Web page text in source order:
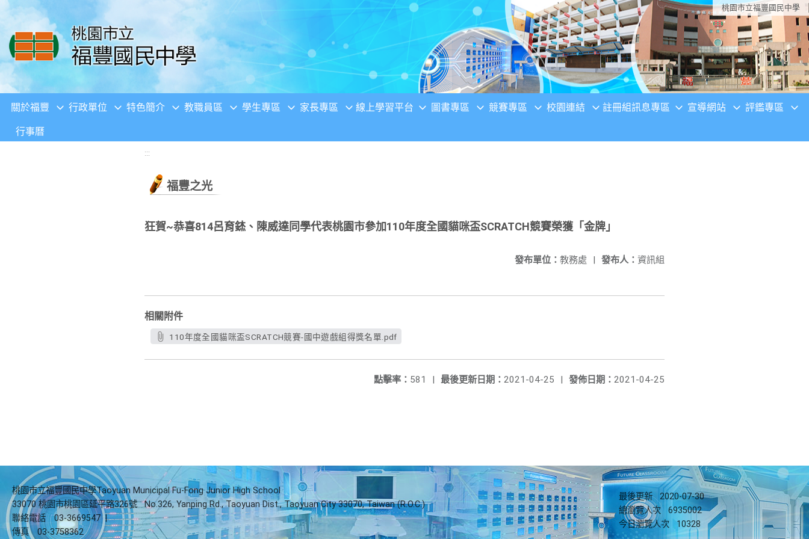
移至網頁之主要內容區位置 桃園市立福豐國民中學
關於福豐 行政單位 特色簡介 教職員區 學生專區 家長專區 線上學習平台 圖書專區 競賽專區 校園連結 註冊組訊息專區 宣導網站 評鑑專區
行事曆
:::
福豐之光
狂賀~恭喜814呂育錰、陳威達同學代表桃園市參加110年度全國貓咪盃SCRATCH競賽榮獲「金牌」
發布人： 資訊組
發布單位： 教務處 |
相關附件
110年度全國貓咪盃SCRATCH競賽-國中遊戲組得獎名單.pdf
發佈日期： 2021-04-25
最後更新日期： 2021-04-25 |
點擊率： 581 |
桃園市立福豐國民中學Taoyuan Municipal Fu-Fong Junior High School
33070 桃園市桃園區延平路326號
No.326, Yanping Rd., Taoyuan Dist., Taoyuan City 33070, Taiwan (R.O.C.)
聯絡電話
03-3669547 |
傳真
03-3758362
最後更新
2020-07-30
總瀏覽人次
6935002
今日瀏覽人次
10328